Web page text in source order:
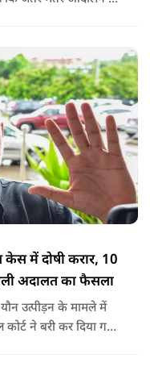
में दोषी करार, 10
अदालत का फैसला
उत्पीड़न के मामले में
ने बरी कर दिया गया